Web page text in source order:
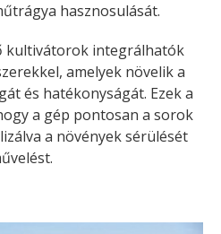
hasznosulását.
kultivátorok integrálhatók
amelyek növelik a
és hatékonyságát. Ezek a
a gép pontosan a sorok
a növények sérülését